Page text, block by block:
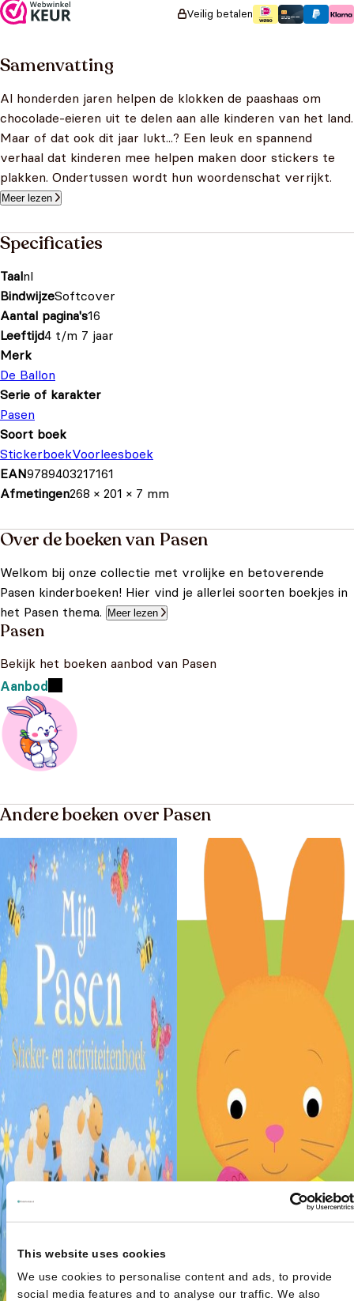
This website uses cookies
We use cookies to personalise content and ads, to provide
social media features and to analyse our traffic. We also
Veilig betalen
Samenvatting
Al honderden jaren helpen de klokken de paashaas om
chocolade-eieren uit te delen aan alle kinderen van het land.
Maar of dat ook dit jaar lukt...? Een leuk en spannend
verhaal dat kinderen mee helpen maken door stickers te
plakken. Ondertussen wordt hun woordenschat verrijkt.
Meer lezen
Specificaties
Taalnl
BindwijzeSoftcover
Aantal pagina's16
Leeftijd4 t/m 7 jaar
Merk
De Ballon
Serie of karakter
Pasen
Soort boek
StickerboekVoorleesboek
EAN9789403217161
Afmetingen268 × 201 × 7 mm
Over de boeken van Pasen
Welkom bij onze collectie met vrolijke en betoverende
Pasen kinderboeken! Hier vind je allerlei soorten boekjes in
het Pasen thema.
Meer lezen
Pasen
Bekijk het boeken aanbod van Pasen
Aanbod
Andere boeken over Pasen